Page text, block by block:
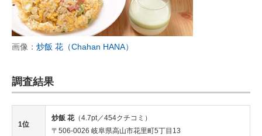
画像： 炒飯 花（Chahan HANA）
調査結果
1位
炒飯 花（4.7pt／454クチコミ）
〒506-0026 岐阜県高山市花里町5丁目13